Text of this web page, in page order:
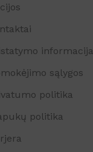
informacija
sąlygos
politika
politika